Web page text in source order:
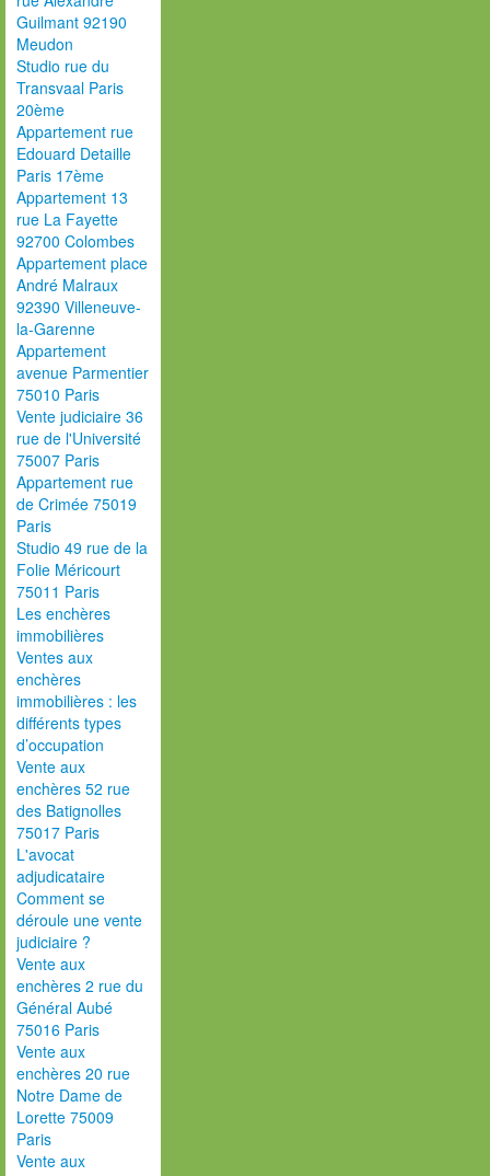
Guilmant 92190
Meudon
Studio rue du
Transvaal Paris
20ème
Appartement rue
Edouard Detaille
Paris 17ème
Appartement 13
rue La Fayette
92700 Colombes
Appartement place
André Malraux
92390 Villeneuve-
la-Garenne
Appartement
avenue Parmentier
75010 Paris
Vente judiciaire 36
rue de l'Université
75007 Paris
Appartement rue
de Crimée 75019
Paris
Studio 49 rue de la
Folie Méricourt
75011 Paris
Les enchères
immobilières
Ventes aux
enchères
immobilières : les
différents types
d’occupation
Vente aux
enchères 52 rue
des Batignolles
75017 Paris
L'avocat
adjudicataire
Comment se
déroule une vente
judiciaire ?
Vente aux
enchères 2 rue du
Général Aubé
75016 Paris
Vente aux
enchères 20 rue
Notre Dame de
Lorette 75009
Paris
Vente aux